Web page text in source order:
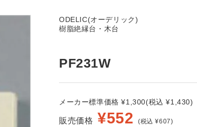
ODELIC(オーデリック)
樹脂絶縁台・木台
PF231W
メーカー標準価格 ¥1,300(税込 ¥1,430)
販売価格 ¥552 (税込 ¥607)